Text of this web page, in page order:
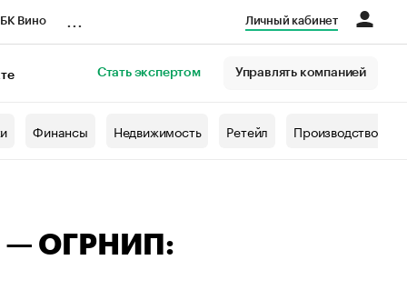
Вино Личный кабинет
Стать экспертом Управлять компанией
Финансы Недвижимость Ретейл Производство
— ОГРНИП: